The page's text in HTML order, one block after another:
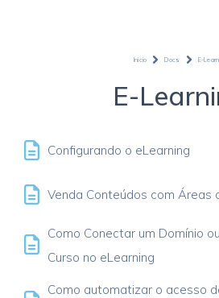
Inicio Docs E-
E-
Configurando o eLearning
Venda Conteúdos com Áreas
Como Conectar um Domínio
Curso no eLearning
Como automatizar o acesso